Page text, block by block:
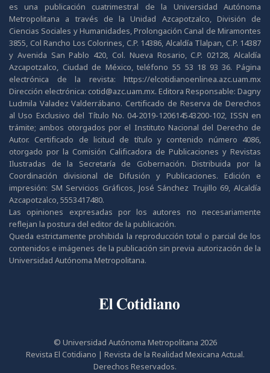
es una publicación cuatrimestral de la Universidad Autónoma
Metropolitana a través de la Unidad Azcapotzalco, División de
Ciencias Sociales y Humanidades, Prolongación Canal de Miramontes
3855, Col Rancho Los Colorines, C.P. 14386, Alcaldía Tlalpan, C.P. 14387
y Avenida San Pablo 420, Col. Nueva Rosario, C.P. 02128, Alcaldía
Azcapotzalco, Ciudad de México, teléfono 55 53 18 93 36. Página
electrónica de la revista: https://elcotidianoenlinea.azc.uam.mx
Dirección electrónica: cotid@azc.uam.mx. Editora Responsable: Dagny
Ludmila Valadez Valderrábano. Certificado de Reserva de Derechos
al Uso Exclusivo del Título No. 04-2019-120614543200-102, ISSN en
trámite; ambos otorgados por el Instituto Nacional del Derecho de
Autor. Certificado de licitud de título y contenido número 4086,
otorgado por la Comisión Calificadora de Publicaciones y Revistas
Ilustradas de la Secretaría de Gobernación. Distribuida por la
Coordinación divisional de Difusión y Publicaciones. Edición e
impresión: SM Servicios Gráficos, José Sánchez Trujillo 69, Alcaldía
Azcapotzalco, 5553417480.
Las opiniones expresadas por los autores no necesariamente
reflejan la postura del editor de la publicación.
Queda estrictamente prohibida la reproducción total o parcial de los
contenidos e imágenes de la publicación sin previa autorización de la
Universidad Autónoma Metropolitana.
© Universidad Autónoma Metropolitana 2026
Revista El Cotidiano | Revista de la Realidad Mexicana Actual.
Derechos Reservados.